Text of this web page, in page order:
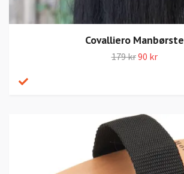
Covalliero Manbørste
179 kr90 kr